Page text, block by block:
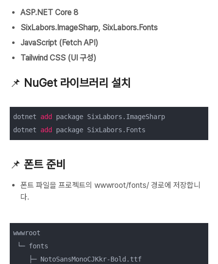
ASP.NET Core 8
SixLabors.ImageSharp, SixLabors.Fonts
JavaScript (Fetch API)
Tailwind CSS (UI 구성)
📌 NuGet 라이브러리 설치
dotnet add
package SixLabors.ImageSharp
dotnet add
📌 폰트 준비
폰트 파일을 프로젝트의 wwwroot/fonts/ 경로에 저장합니
다.
wwwroot
    ├─ NotoSansMonoCJKkr-Bold.ttf